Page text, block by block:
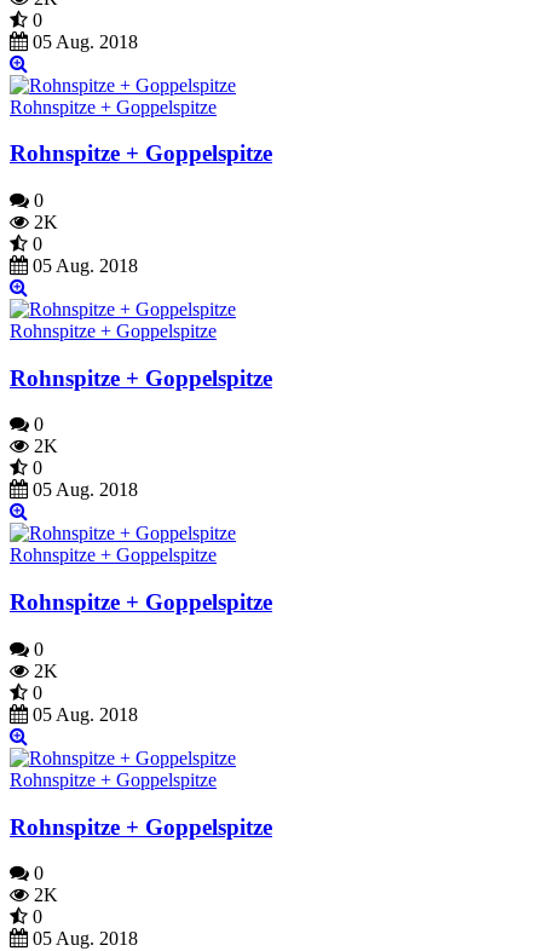
0
05 Aug. 2018
Rohnspitze + Goppelspitze
Rohnspitze + Goppelspitze
0
2K
0
05 Aug. 2018
Rohnspitze + Goppelspitze
Rohnspitze + Goppelspitze
0
2K
0
05 Aug. 2018
Rohnspitze + Goppelspitze
Rohnspitze + Goppelspitze
0
2K
0
05 Aug. 2018
Rohnspitze + Goppelspitze
Rohnspitze + Goppelspitze
0
2K
0
05 Aug. 2018